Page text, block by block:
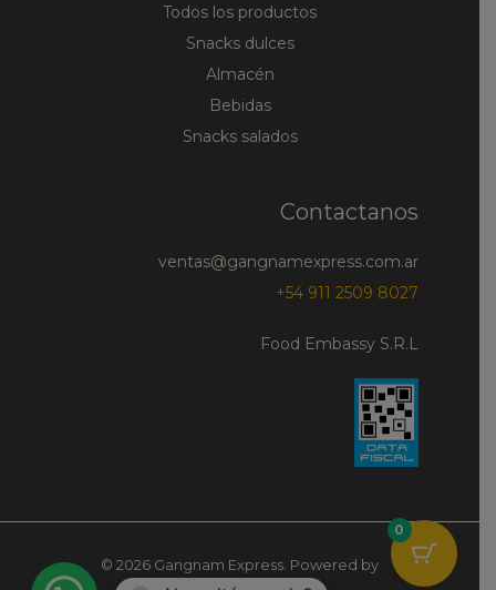
Todos los productos
Snacks dulces
Almacén
Bebidas
Snacks salados
Contactanos
ventas@gangnamexpress.com.ar
+54 911 2509 8027
Food Embassy S.R.L
© 2026 Gangnam Express. Powered by
0